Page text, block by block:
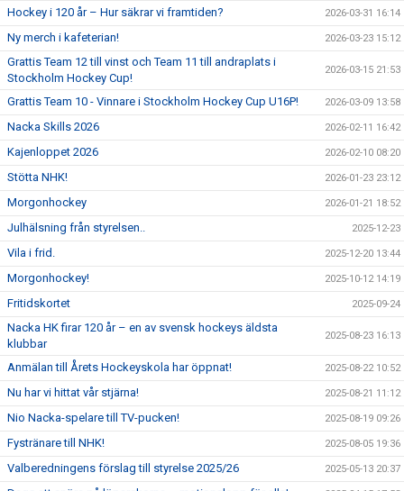
Hockey i 120 år – Hur säkrar vi framtiden? 2026-03-31 16:14
Ny merch i kafeterian! 2026-03-23 15:12
Grattis Team 12 till vinst och Team 11 till andraplats i
Stockholm Hockey Cup!
2026-03-15 21:53
Grattis Team 10 - Vinnare i Stockholm Hockey Cup U16P! 2026-03-09 13:58
Nacka Skills 2026 2026-02-11 16:42
Kajenloppet 2026 2026-02-10 08:20
Stötta NHK! 2026-01-23 23:12
Morgonhockey 2026-01-21 18:52
Julhälsning från styrelsen.. 2025-12-23
Vila i frid. 2025-12-20 13:44
Morgonhockey! 2025-10-12 14:19
Fritidskortet 2025-09-24
Nacka HK firar 120 år – en av svensk hockeys äldsta
klubbar
2025-08-23 16:13
Anmälan till Årets Hockeyskola har öppnat! 2025-08-22 10:52
Nu har vi hittat vår stjärna! 2025-08-21 11:12
Nio Nacka-spelare till TV-pucken! 2025-08-19 09:26
Fystränare till NHK! 2025-08-05 19:36
Valberedningens förslag till styrelse 2025/26 2025-05-13 20:37